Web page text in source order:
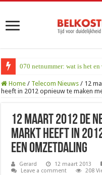
070 netnummer: wat is het
Home / Telecom Nieuws / 12
heeft in 2012 opnieuw te maken
12 maart 2012 De
markt heeft in
een omzetdaling
Gerard 12 maart 2013
Leave a comment
208